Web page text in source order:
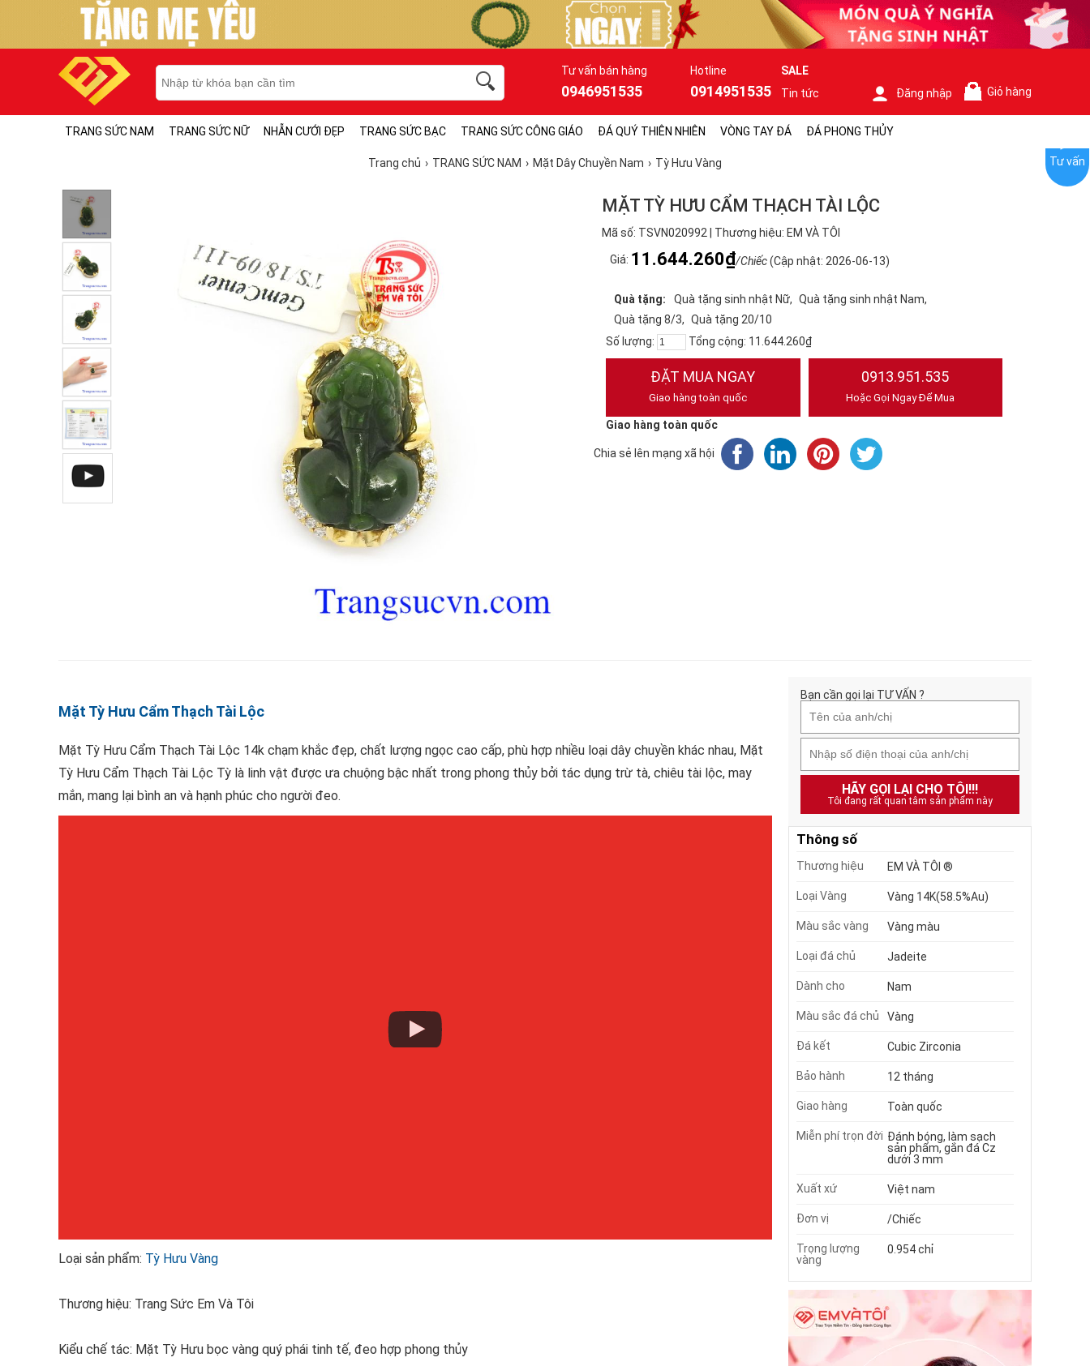
Tư vấn bán hàng
0946951535
Hotline
0914951535
SALE
Tin tức
Đăng nhập Giỏ hàng
TRANG SỨC NAM TRANG SỨC NỮ NHẪN CƯỚI ĐẸP TRANG SỨC BẠC TRANG SỨC CÔNG GIÁO ĐÁ QUÝ THIÊN NHIÊN VÒNG TAY ĐÁ ĐÁ PHONG THỦY
Trang chủ TRANG SỨC NAM Mặt Dây Chuyền Nam Tỳ Hưu Vàng
MẶT TỲ HƯU CẨM THẠCH TÀI LỘC
Mã số: TSVN020992 | Thương hiệu: EM VÀ TÔI
Giá: 11.644.260₫/Chiếc(Cập nhật: 2026-06-13)
Quà tặng: Quà tặng sinh nhật Nữ
Quà tặng sinh nhật Nam
Quà tặng 8/3
Quà tặng 20/10
Số lượng:
Tổng cộng: 11.644.260₫
ĐẶT MUA NGAY
Giao hàng toàn quốc
0913.951.535
Hoặc Gọi Ngay Để Mua
Giao hàng toàn quốc
Chia sẻ lên mạng xã hội
Mặt Tỳ Hưu Cẩm Thạch Tài Lộc
Mặt Tỳ Hưu Cẩm Thạch Tài Lộc 14k chạm khắc đẹp, chất lượng ngọc cao cấp, phù hợp nhiều loại dây chuyền khác nhau, Mặt
Tỳ Hưu Cẩm Thạch Tài Lộc Tỳ là linh vật được ưa chuộng bậc nhất trong phong thủy bởi tác dụng trừ tà, chiêu tài lộc, may
mắn, mang lại bình an và hạnh phúc cho người đeo.
Loại sản phẩm: Tỳ Hưu Vàng
Thương hiệu: Trang Sức Em Và Tôi
Kiểu chế tác: Mặt Tỳ Hưu bọc vàng quý phái tinh tế, đeo hợp phong thủy
Bạn cần gọi lại TƯ VẤN ?
HÃY GỌI LẠI CHO TÔI!!!
Tôi đang rất quan tâm sản phẩm này
Thông số
Thương hiệu EM VÀ TÔI ®
Loại Vàng Vàng 14K(58.5%Au)
Màu sắc vàng Vàng màu
Loại đá chủ Jadeite
Dành cho Nam
Màu sắc đá chủ Vàng
Đá kết Cubic Zirconia
Bảo hành 12 tháng
Giao hàng Toàn quốc
Miễn phí trọn đời Đánh bóng, làm sạch
sản phẩm, gắn đá Cz
dưới 3 mm
Xuất xứ Việt nam
Đơn vị /Chiếc
Trọng lượng
vàng
0.954 chỉ
Tư vấn